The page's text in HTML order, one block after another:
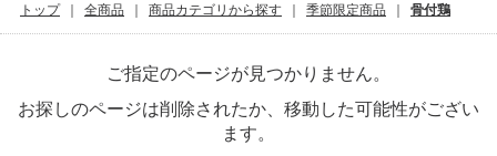
Scene%3AObservation Room%3Arin
eachother)%2Cissei%2Cayako%2CKaede
norakuro kun 39
wood
トップ 全商品 商品カテゴリから探す 季節限定商品 骨付鶏
ご指定のページが見つかりません。
お探しのページは削除されたか、移動した可能性がござい
ます。